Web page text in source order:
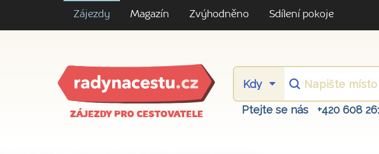
Zájezdy Magazín Zvýhodněno Sdílení pokoje
ZÁJEZDY PRO CESTOVATELE Ptejte se nás +420 608